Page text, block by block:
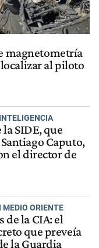
magnetometría
al piloto
SIDE, que
Caputo,
el director de
MEDIO ORIENTE
de la CIA: el
que preveía
la Guardia